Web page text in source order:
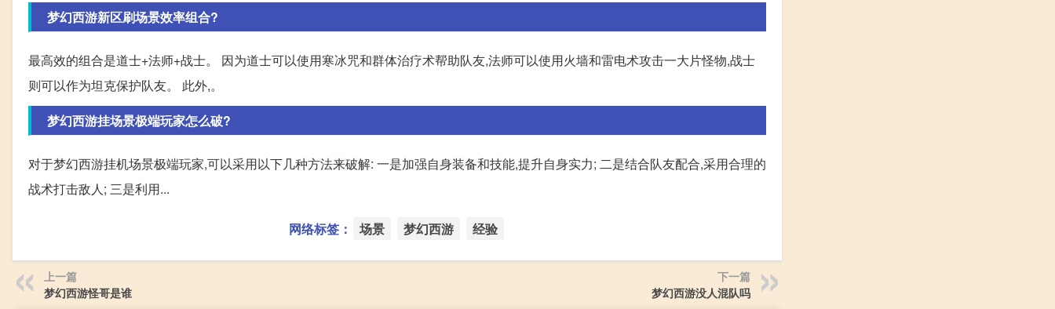
梦幻西游新区刷场景效率组合?
最高效的组合是道士+法师+战士。 因为道士可以使用寒冰咒和群体治疗术帮助队友,法师可以使用火墙和雷电术攻击一大片怪物,战士
则可以作为坦克保护队友。 此外,。
梦幻西游挂场景极端玩家怎么破?
对于梦幻西游挂机场景极端玩家,可以采用以下几种方法来破解: 一是加强自身装备和技能,提升自身实力; 二是结合队友配合,采用合理的
战术打击敌人; 三是利用...
网络标签： 场景 梦幻西游 经验
上一篇
梦幻西游怪哥是谁
下一篇
梦幻西游没人混队吗